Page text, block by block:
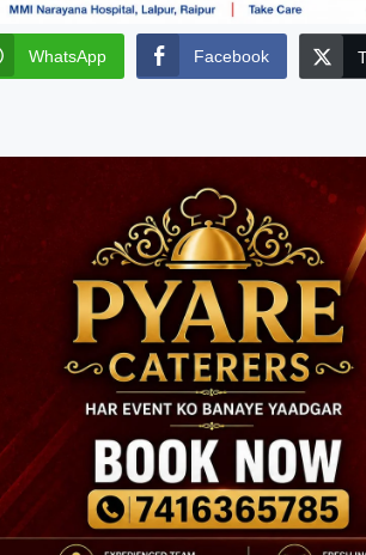
WhatsApp Facebook